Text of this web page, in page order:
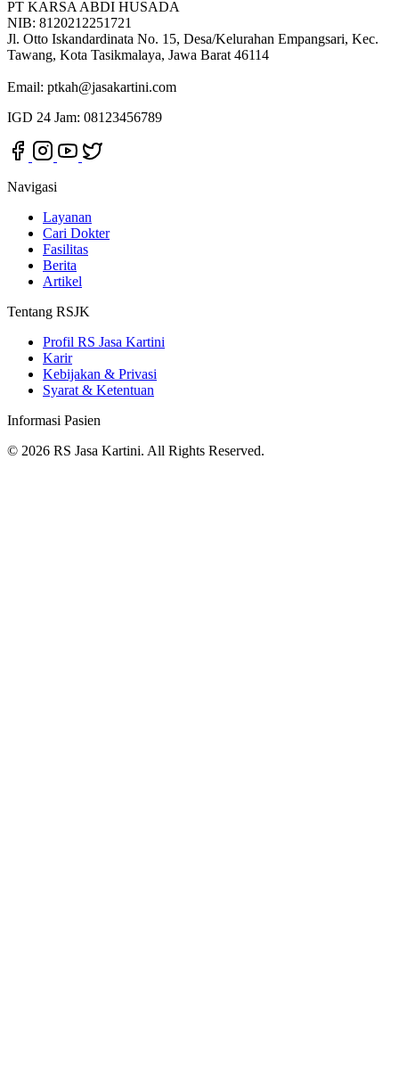
PT KARSA ABDI HUSADA
NIB: 8120212251721
Jl. Otto Iskandardinata No. 15, Desa/Kelurahan Empangsari, Kec.
Tawang, Kota Tasikmalaya, Jawa Barat 46114
Email: ptkah@jasakartini.com
IGD 24 Jam: 08123456789
Navigasi
Layanan
Cari Dokter
Fasilitas
Berita
Artikel
Tentang RSJK
Profil RS Jasa Kartini
Karir
Kebijakan & Privasi
Syarat & Ketentuan
Informasi Pasien
© 2026 RS Jasa Kartini. All Rights Reserved.